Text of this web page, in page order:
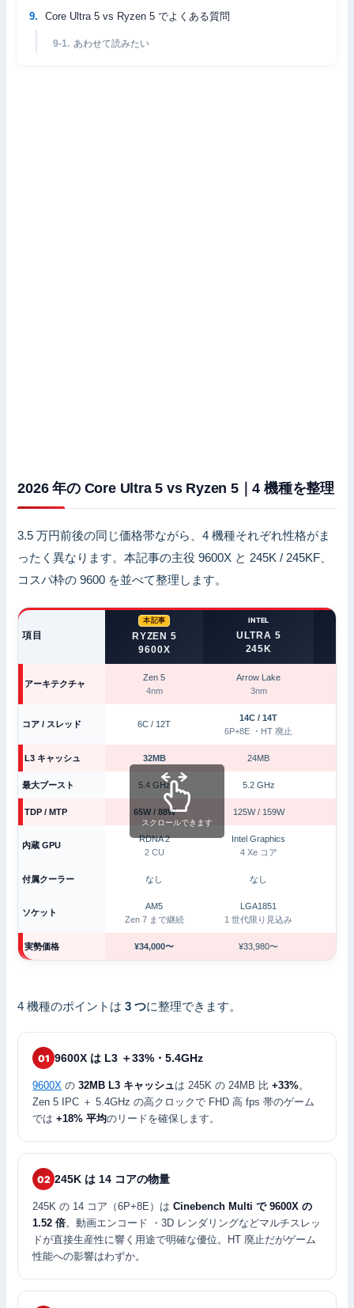
Core Ultra 5 vs Ryzen 5 でよくある質問
あわせて読みたい
2026 年の Core Ultra 5 vs Ryzen 5｜4 機種を整理
3.5 万円前後の同じ価格帯ながら、4 機種それぞれ性格がま
ったく異なります。本記事の主役 9600X と 245K / 245KF、
コスパ枠の 9600 を並べて整理します。
項目
本記事
RYZEN 5
9600X
INTEL
ULTRA 5
245K
アーキテクチャ
Zen 5
4nm
Arrow Lake
3nm
コア / スレッド 6C / 12T
14C / 14T
6P+8E ・HT 廃止
L3 キャッシュ 32MB 24MB
最大ブースト 5.4 GHz 5.2 GHz
TDP / MTP 65W / 88W 125W / 159W
内蔵 GPU
RDNA 2
2 CU
Intel Graphics
4 Xe コア
付属クーラー なし なし
ソケット
AM5
Zen 7 まで継続
LGA1851
1 世代限り見込み
実勢価格 ¥34,000〜 ¥33,980〜
スクロールできます
4 機種のポイントは3 つに整理できます。
01 9600X は L3 ＋33%・5.4GHz
9600X の32MB L3 キャッシュは 245K の 24MB 比+33%。
Zen 5 IPC ＋ 5.4GHz の高クロックで FHD 高 fps 帯のゲーム
では+18% 平均のリードを確保します。
02 245K は 14 コアの物量
245K の 14 コア（6P+8E）はCinebench Multi で 9600X の
1.52 倍。動画エンコード ・3D レンダリングなどマルチスレッ
ドが直接生産性に響く用途で明確な優位。HT 廃止だがゲーム
性能への影響はわずか。